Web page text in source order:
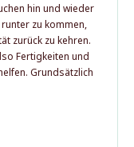
hin und wieder
zu kommen,
zurück zu kehren.
Fertigkeiten und
Grundsätzlich